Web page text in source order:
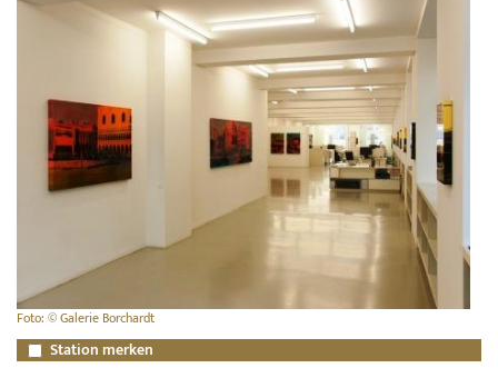
Foto: © Galerie Borchardt
Station merken